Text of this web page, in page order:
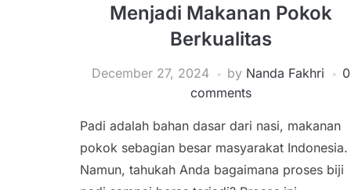
Menjadi Makanan Pokok
Berkualitas
December 27, 2024 by Nanda Fakhri
0
comments
Padi adalah bahan dasar dari nasi, makanan
pokok sebagian besar masyarakat Indonesia.
Namun, tahukah Anda bagaimana proses biji